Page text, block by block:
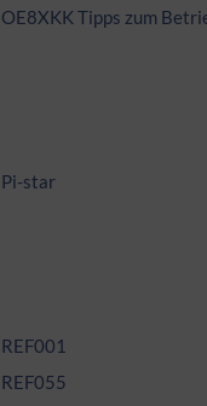
OE8XKK Tipps zum
Pi-star
REF001
REF055